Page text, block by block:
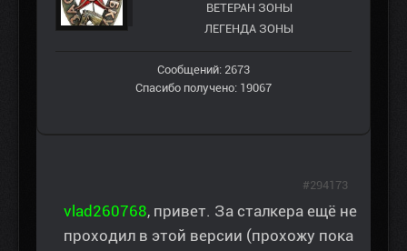
ВЕТЕРАН ЗOНЫ
ЛЕГЕНДА ЗОНЫ
Сообщений: 2673
Спасибо получено: 19067
vlad260768, привет. За сталкера ещё не
проходил в этой версии (прохожу пока
#294173